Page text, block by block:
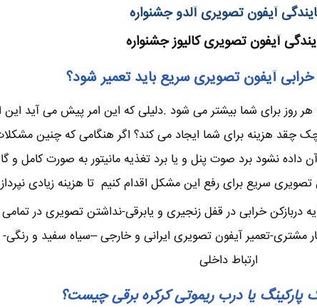
آیفون تصویری آلدو جشنواره
آیفون تصویری کالیوز جشنواره
آیفون تصویری سریع باید تعمیر شود؟
برای شما بیشتر می شود .دلیلی که این امر پیش می آید این
برای شما ایجاد می کند؟ اگر هنگامی که چنین مشکلات
نشود برد صوت پنل و یا برد تغذیه مانیتور به صورت کامل و
سریع برای رفع این مشکل اقدام کنیم تا هزینه زیادی
خرابی در قفل زنجیری و یابرقی-نداشتن تصویری در
تعمیر آیفون تصویری ایرانی و خارجی –سیاه سفید و
ارتباط داخلی
یا درب ریموتی کرکره برقی چیست؟